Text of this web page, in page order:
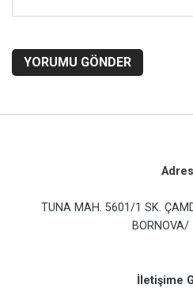
YORUMU GÖNDER
Adres
TUNA MAH. 5601/1 SK.
BORNOVA/
İletişime